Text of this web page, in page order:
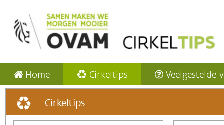
Home Cirkeltips Veelgestelde
Cirkeltips